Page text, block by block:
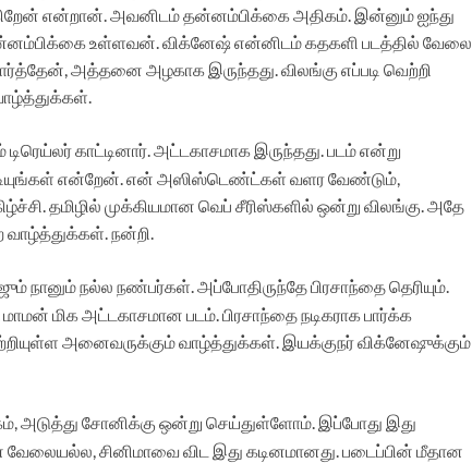
என்றான். அவனிடம் தன்னம்பிக்கை அதிகம். இன்னும் ஐந்து
உள்ளவன். விக்னேஷ் என்னிடம் கதகளி படத்தில் வேலை
அத்தனை அழகாக இருந்தது. விலங்கு எப்படி வெற்றி
டிரெய்லர் காட்டினார். அட்டகாசமாக இருந்தது. படம் என்று
என்றேன். என் அஸிஸ்டெண்ட்கள் வளர வேண்டும்,
தமிழில் முக்கியமான வெப் சீரிஸ்களில் ஒன்று விலங்கு. அதே
வாழ்த்துக்கள். நன்றி.
நானும் நல்ல நண்பர்கள். அப்போதிருந்தே பிரசாந்தை தெரியும்.
மிக அட்டகாசமான படம். பிரசாந்தை நடிகராக பார்க்க
அனைவருக்கும் வாழ்த்துக்கள். இயக்குநர் விக்னேஷுக்கும்
அடுத்து சோனிக்கு ஒன்று செய்துள்ளோம். இப்போது இது
வேலையல்ல, சினிமாவை விட இது கடினமானது. படைப்பின் மீதான